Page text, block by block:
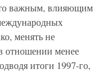
важным, влияющим
менять не
отношении менее
итоги 1997-го,